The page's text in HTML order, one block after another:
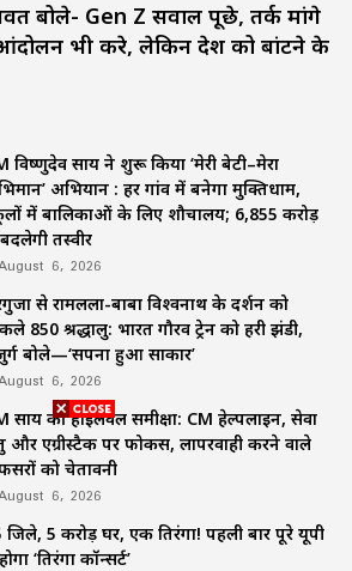
बोले- Gen Z सवाल पूछे, तर्क मांगे
भी करे, लेकिन देश को बांटने के
विष्णुदेव साय ने शुरू किया ‘मेरी बेटी–मेरा
अभियान : हर गांव में बनेगा मुक्तिधाम,
में बालिकाओं के लिए शौचालय; 6,855 करोड़
तस्वीर
6, 2026
से रामलला-बाबा विश्वनाथ के दर्शन को
850 श्रद्धालु: भारत गौरव ट्रेन को हरी झंडी,
बोले—‘सपना हुआ साकार’
6, 2026
साय की हाईलेवल समीक्षा: CM हेल्पलाइन, सेवा
और एग्रीस्टैक पर फोकस, लापरवाही करने वाले
को चेतावनी
6, 2026
जिले, 5 करोड़ घर, एक तिरंगा! पहली बार पूरे यूपी
‘तिरंगा कॉन्सर्ट’